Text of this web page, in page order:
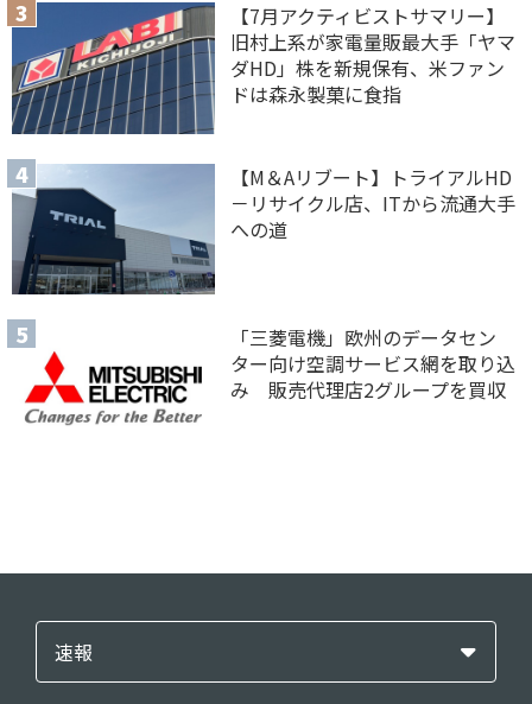
【7月アクティビストサマリー】
旧村上系が家電量販最大手「ヤマ
ダHD」株を新規保有、米ファン
ドは森永製菓に食指
【M＆Aリブート】トライアルHD
－リサイクル店、ITから流通大手
への道
「三菱電機」欧州のデータセン
ター向け空調サービス網を取り込
み 販売代理店2グループを買収
速報